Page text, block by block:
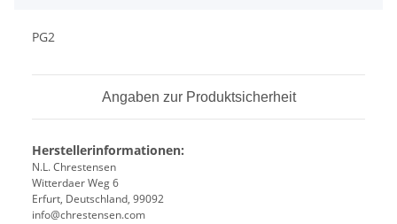
PG2
Angaben zur Produktsicherheit
Herstellerinformationen:
N.L. Chrestensen
Witterdaer Weg 6
Erfurt, Deutschland, 99092
info@chrestensen.com